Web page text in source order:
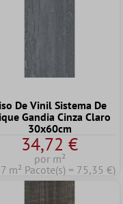
De Vinil Sistema De
Gandia Cinza Claro
30x60cm
34,72 €
por m²
m² Pacote(s) = 75,35 €)